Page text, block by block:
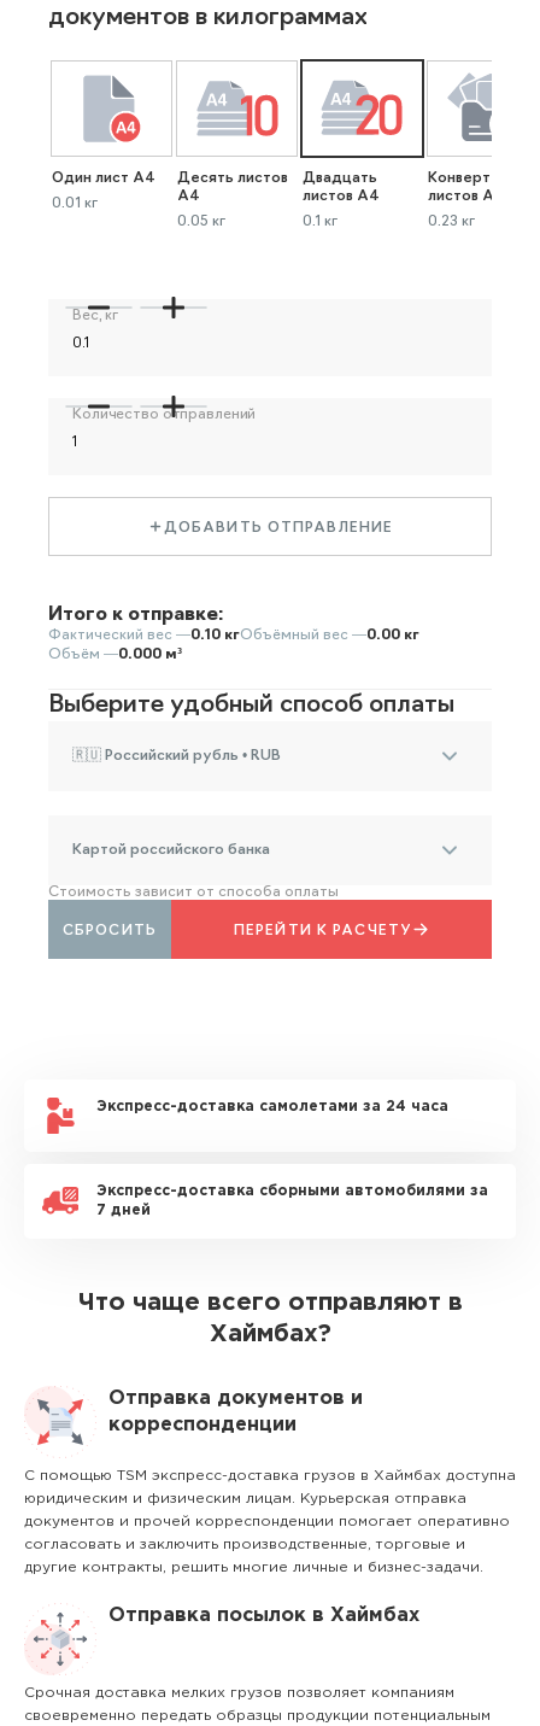
документов в килограммах
Один лист А4
0.01 кг
Десять листов
А4
0.05 кг
Двадцать
листов А4
0.1 кг
Конверт до 40
листов А4
0.23 кг
Вес, кг
Количество отправлений
ДОБАВИТЬ ОТПРАВЛЕНИЕ
Итого к отправке:
Фактический вес —0.10 кгОбъёмный вес —0.00 кг
Объём —0.000 м³
Выберите удобный способ оплаты
🇷🇺 Российский рубль • RUB
Картой российского банка
Стоимость зависит от способа оплаты
ПЕРЕЙТИ К РАСЧЕТУ
СБРОСИТЬ
Экспресс-доставка самолетами за 24 часа
Экспресс-доставка сборными автомобилями за
7 дней
Что чаще всего отправляют в
Хаймбах?
Отправка документов и
корреспонденции
С помощью TSM экспресс-доставка грузов в Хаймбах доступна
юридическим и физическим лицам. Курьерская отправка
документов и прочей корреспонденции помогает оперативно
согласовать и заключить производственные, торговые и
другие контракты, решить многие личные и бизнес-задачи.
Отправка посылок в Хаймбах
Срочная доставка мелких грузов позволяет компаниям
своевременно передать образцы продукции потенциальным